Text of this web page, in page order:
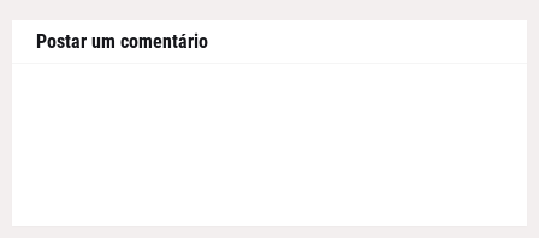
Postar um comentário